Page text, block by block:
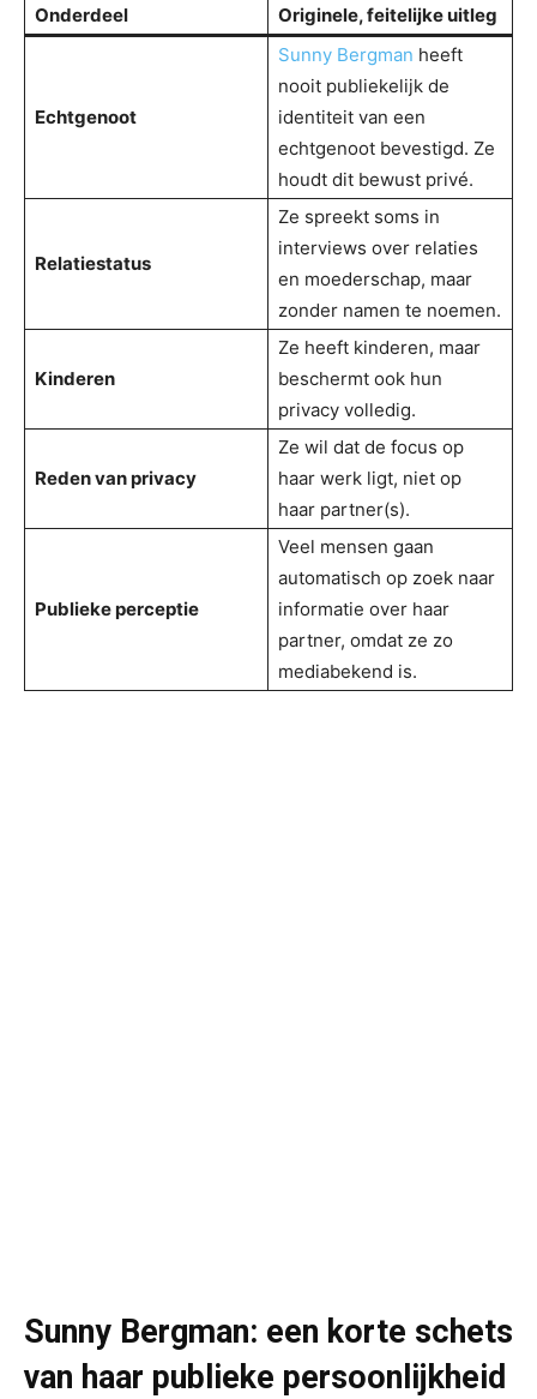
Onderdeel Originele, feitelijke uitleg
Echtgenoot
Sunny Bergman heeft
nooit publiekelijk de
identiteit van een
echtgenoot bevestigd. Ze
houdt dit bewust privé.
Relatiestatus
Ze spreekt soms in
interviews over relaties
en moederschap, maar
zonder namen te noemen.
Kinderen
Ze heeft kinderen, maar
beschermt ook hun
privacy volledig.
Reden van privacy
Ze wil dat de focus op
haar werk ligt, niet op
haar partner(s).
Publieke perceptie
Veel mensen gaan
automatisch op zoek naar
informatie over haar
partner, omdat ze zo
mediabekend is.
Sunny Bergman: een korte schets
van haar publieke persoonlijkheid